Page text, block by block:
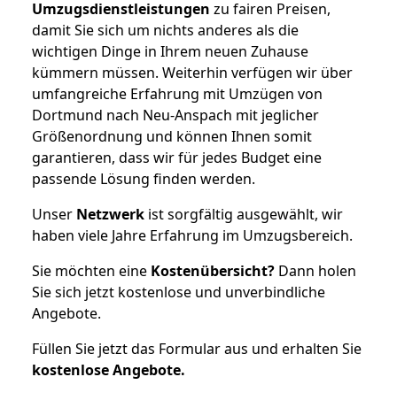
Umzugsdienstleistungen zu fairen Preisen,
damit Sie sich um nichts anderes als die
wichtigen Dinge in Ihrem neuen Zuhause
kümmern müssen. Weiterhin verfügen wir über
umfangreiche Erfahrung mit Umzügen von
Dortmund nach Neu-Anspach mit jeglicher
Größenordnung und können Ihnen somit
garantieren, dass wir für jedes Budget eine
passende Lösung finden werden.
Unser Netzwerk ist sorgfältig ausgewählt, wir
haben viele Jahre Erfahrung im Umzugsbereich.
Sie möchten eine Kostenübersicht? Dann holen
Sie sich jetzt kostenlose und unverbindliche
Angebote.
Füllen Sie jetzt das Formular aus und erhalten Sie
kostenloseAngebote.